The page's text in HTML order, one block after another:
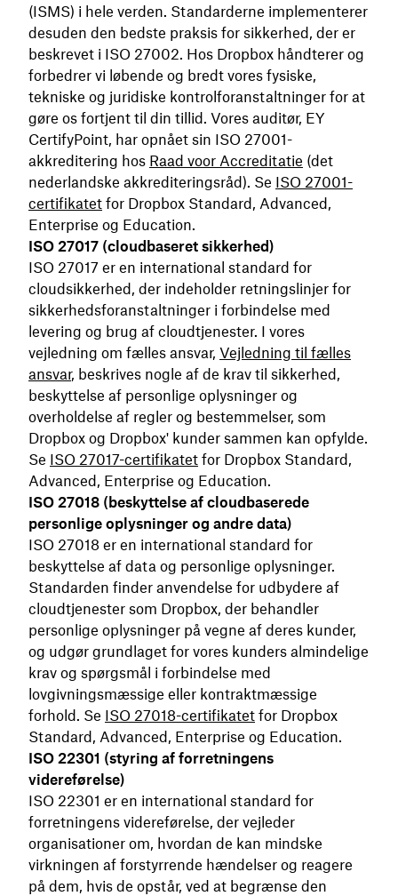
(ISMS) i hele verden. Standarderne implementerer
desuden den bedste praksis for sikkerhed, der er
beskrevet i ISO 27002. Hos Dropbox håndterer og
forbedrer vi løbende og bredt vores fysiske,
tekniske og juridiske kontrolforanstaltninger for at
gøre os fortjent til din tillid. Vores auditør, EY
CertifyPoint, har opnået sin ISO 27001-
akkreditering hos Raad voor Accreditatie (det
nederlandske akkrediteringsråd). Se ISO 27001-
certifikatet for Dropbox Standard, Advanced,
Enterprise og Education.
ISO 27017 (cloudbaseret sikkerhed)
ISO 27017 er en international standard for
cloudsikkerhed, der indeholder retningslinjer for
sikkerhedsforanstaltninger i forbindelse med
levering og brug af cloudtjenester. I vores
vejledning om fælles ansvar, Vejledning til fælles
ansvar, beskrives nogle af de krav til sikkerhed,
beskyttelse af personlige oplysninger og
overholdelse af regler og bestemmelser, som
Dropbox og Dropbox' kunder sammen kan opfylde.
Se ISO 27017-certifikatet for Dropbox Standard,
Advanced, Enterprise og Education.
ISO 27018 (beskyttelse af cloudbaserede
personlige oplysninger og andre data)
ISO 27018 er en international standard for
beskyttelse af data og personlige oplysninger.
Standarden finder anvendelse for udbydere af
cloudtjenester som Dropbox, der behandler
personlige oplysninger på vegne af deres kunder,
og udgør grundlaget for vores kunders almindelige
krav og spørgsmål i forbindelse med
lovgivningsmæssige eller kontraktmæssige
forhold. Se ISO 27018-certifikatet for Dropbox
Standard, Advanced, Enterprise og Education.
ISO 22301 (styring af forretningens
videreførelse)
ISO 22301 er en international standard for
forretningens videreførelse, der vejleder
organisationer om, hvordan de kan mindske
virkningen af forstyrrende hændelser og reagere
på dem, hvis de opstår, ved at begrænse den